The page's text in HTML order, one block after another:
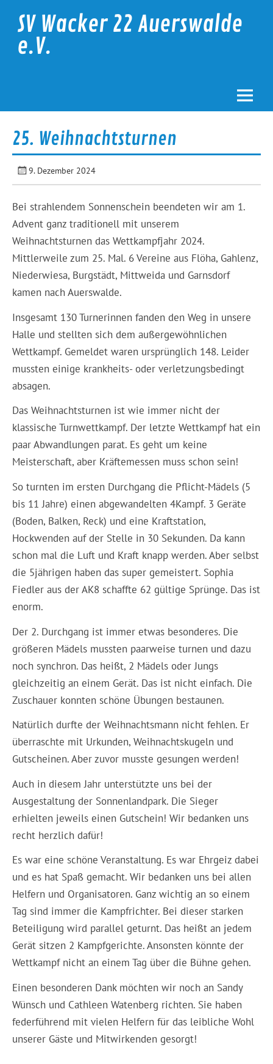
contentSV Wacker 22 Auerswalde
e.V.
25. Weihnachtsturnen
9. Dezember 2024
Bei strahlendem Sonnenschein beendeten wir am 1.
Advent ganz traditionell mit unserem
Weihnachtsturnen das Wettkampfjahr 2024.
Mittlerweile zum 25. Mal. 6 Vereine aus Flöha, Gahlenz,
Niederwiesa, Burgstädt, Mittweida und Garnsdorf
kamen nach Auerswalde.
Insgesamt 130 Turnerinnen fanden den Weg in unsere
Halle und stellten sich dem außergewöhnlichen
Wettkampf. Gemeldet waren ursprünglich 148. Leider
mussten einige krankheits- oder verletzungsbedingt
absagen.
Das Weihnachtsturnen ist wie immer nicht der
klassische Turnwettkampf. Der letzte Wettkampf hat ein
paar Abwandlungen parat. Es geht um keine
Meisterschaft, aber Kräftemessen muss schon sein!
So turnten im ersten Durchgang die Pflicht-Mädels (5
bis 11 Jahre) einen abgewandelten 4Kampf. 3 Geräte
(Boden, Balken, Reck) und eine Kraftstation,
Hockwenden auf der Stelle in 30 Sekunden. Da kann
schon mal die Luft und Kraft knapp werden. Aber selbst
die 5jährigen haben das super gemeistert. Sophia
Fiedler aus der AK8 schaffte 62 gültige Sprünge. Das ist
enorm.
Der 2. Durchgang ist immer etwas besonderes. Die
größeren Mädels mussten paarweise turnen und dazu
noch synchron. Das heißt, 2 Mädels oder Jungs
gleichzeitig an einem Gerät. Das ist nicht einfach. Die
Zuschauer konnten schöne Übungen bestaunen.
Natürlich durfte der Weihnachtsmann nicht fehlen. Er
überraschte mit Urkunden, Weihnachtskugeln und
Gutscheinen. Aber zuvor musste gesungen werden!
Auch in diesem Jahr unterstützte uns bei der
Ausgestaltung der Sonnenlandpark. Die Sieger
erhielten jeweils einen Gutschein! Wir bedanken uns
recht herzlich dafür!
Es war eine schöne Veranstaltung. Es war Ehrgeiz dabei
und es hat Spaß gemacht. Wir bedanken uns bei allen
Helfern und Organisatoren. Ganz wichtig an so einem
Tag sind immer die Kampfrichter. Bei dieser starken
Beteiligung wird parallel geturnt. Das heißt an jedem
Gerät sitzen 2 Kampfgerichte. Ansonsten könnte der
Wettkampf nicht an einem Tag über die Bühne gehen.
Einen besonderen Dank möchten wir noch an Sandy
Wünsch und Cathleen Watenberg richten. Sie haben
federführend mit vielen Helfern für das leibliche Wohl
unserer Gäste und Mitwirkenden gesorgt!